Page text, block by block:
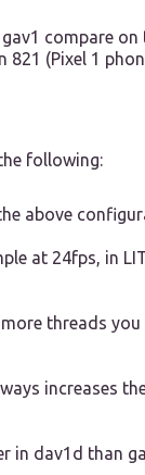
compare
821 (Pixel 1
following:
above
at 24fps, in
threads
increases
in dav1d than